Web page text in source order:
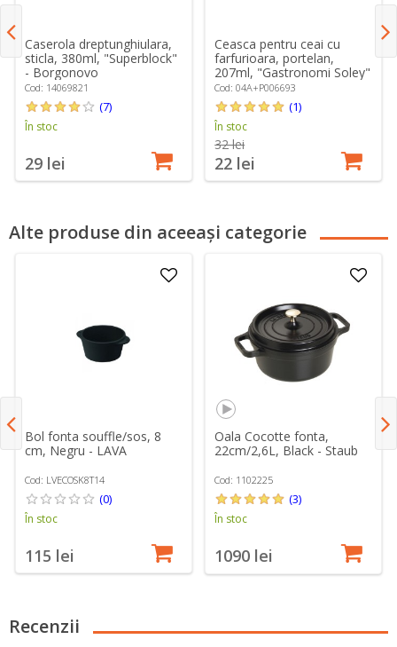
Caserola dreptunghiulara,
sticla, 380ml, "Superblock"
- Borgonovo
Cod: 14069821
(7)
În stoc
29 lei
Ceasca pentru ceai cu
farfurioara, portelan,
207ml, "Gastronomi Soley"
- Porland
Cod: 04A+P006693
(1)
În stoc
32 lei
22 lei
Alte produse din aceeași categorie
Bol fonta souffle/sos, 8
cm, Negru - LAVA
Cod: LVECOSK8T14
(0)
În stoc
115 lei
Oala Cocotte fonta,
22cm/2,6L, Black - Staub
Cod: 1102225
(3)
În stoc
1090 lei
Recenzii